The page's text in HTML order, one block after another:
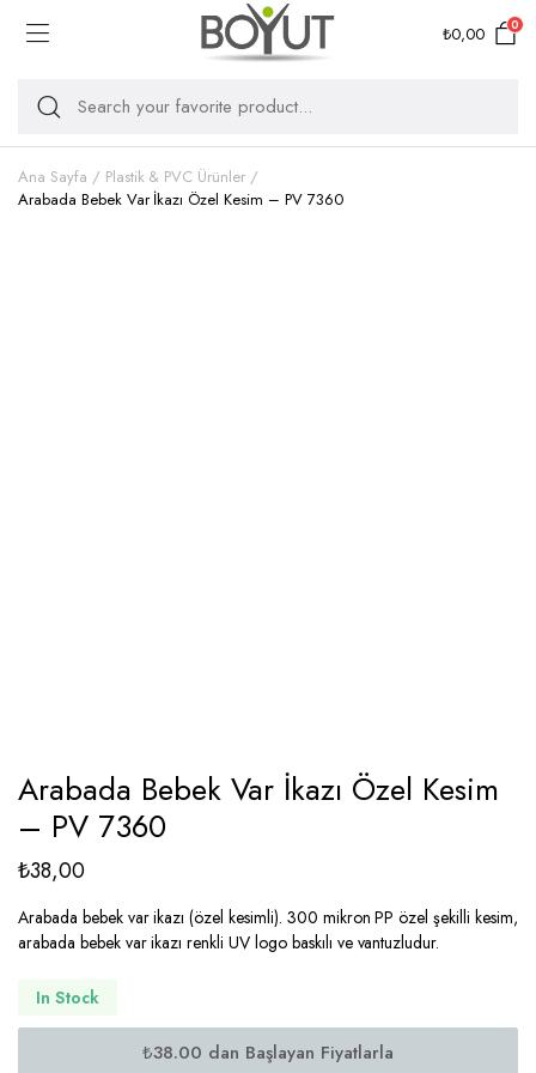
₺0,00 0
Ana Sayfa
Plastik & PVC Ürünler
Arabada Bebek Var İkazı Özel Kesim – PV 7360
Arabada Bebek Var İkazı Özel Kesim
– PV 7360
₺38,00
Arabada bebek var ikazı (özel kesimli). 300 mikron PP özel şekilli kesim,
arabada bebek var ikazı renkli UV logo baskılı ve vantuzludur.
In Stock